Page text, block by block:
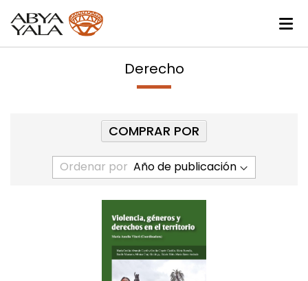
Derecho
Ordenar por
COMPRAR POR